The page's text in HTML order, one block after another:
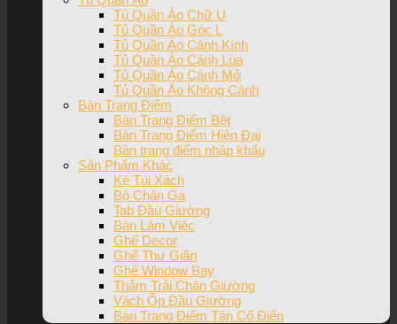
Tủ Quần Áo Chữ U
Tủ Quần Áo Góc L
Tủ Quần Áo Cánh Kính
Tủ Quần Áo Cánh Lùa
Tủ Quần Áo Cánh Mở
Tủ Quần Áo Không Cánh
Bàn Trang Điểm
Bàn Trang Điểm Bệt
Bàn Trang Điểm Hiện Đại
Bàn trang điểm nhập khẩu
Sản Phẩm Khác
Kệ Túi Xách
Bộ Chăn Ga
Tab Đầu Giường
Bàn Làm Việc
Ghế Decor
Ghế Thư Giãn
Ghế Window Bay
Thảm Trải Chân Giường
Vách Ốp Đầu Giường
Bàn Trang Điểm Tân Cổ Điển